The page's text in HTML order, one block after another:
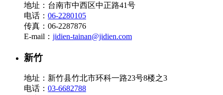
地址：台南市中西区中正路41号
电话： 06-2280105
传真：06-2287876
E-mail： jidien-tainan@jidien.com
新竹
地址：新竹县竹北市环科一路23号8楼之3
电话： 03-6682788